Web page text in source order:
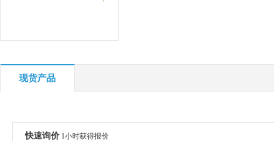
现货产品
快速询价 1小时获得报价